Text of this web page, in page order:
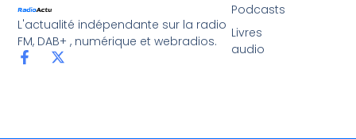
L'actualité indépendante sur la radio
FM, DAB+ , numérique et webradios.
Podcasts
Livres
audio